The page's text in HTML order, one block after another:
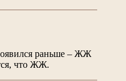
раньше – ЖЖ
что ЖЖ.